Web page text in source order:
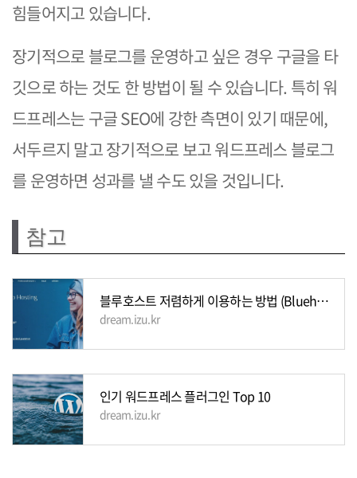
힘들어지고 있습니다.
장기적으로 블로그를 운영하고 싶은 경우 구글을 타
깃으로 하는 것도 한 방법이 될 수 있습니다. 특히 워
드프레스는 구글 SEO에 강한 측면이 있기 때문에,
서두르지 말고 장기적으로 보고 워드프레스 블로그
를 운영하면 성과를 낼 수도 있을 것입니다.
참고
블루호스트 저렴하게 이용하는 방법 (Bluehost)
dream.izu.kr
인기 워드프레스 플러그인 Top 10
dream.izu.kr